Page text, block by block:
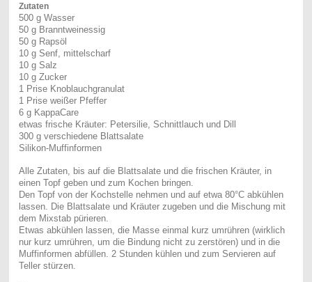
Zutaten
500 g Wasser
50 g Branntweinessig
50 g Rapsöl
10 g Senf, mittelscharf
10 g Salz
10 g Zucker
1 Prise Knoblauchgranulat
1 Prise weißer Pfeffer
6 g KappaCare
etwas frische Kräuter: Petersilie, Schnittlauch und Dill
300 g verschiedene Blattsalate
Silikon-Muffinformen
Alle Zutaten, bis auf die Blattsalate und die frischen Kräuter, in
einen Topf geben und zum Kochen bringen.
Den Topf von der Kochstelle nehmen und auf etwa 80°C abkühlen
lassen. Die Blattsalate und Kräuter zugeben und die Mischung mit
dem Mixstab pürieren.
Etwas abkühlen lassen, die Masse einmal kurz umrühren (wirklich
nur kurz umrühren, um die Bindung nicht zu zerstören) und in die
Muffinformen abfüllen. 2 Stunden kühlen und zum Servieren auf
Teller stürzen.